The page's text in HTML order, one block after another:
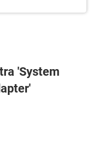
'System